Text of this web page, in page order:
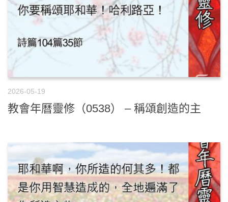
2026-05-19
教會年曆靈修（0538） – 稱頌創造的主